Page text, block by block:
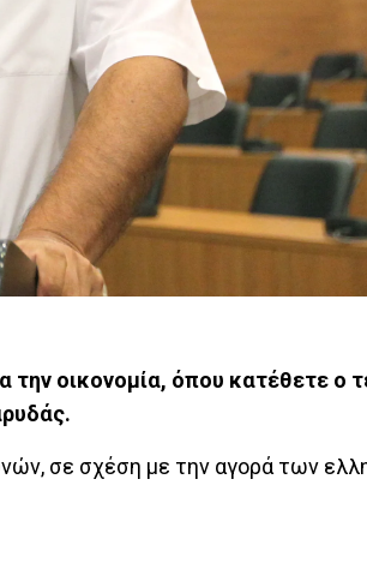
την οικονομία, όπου κατέθετε ο
σε σχέση με την αγορά των